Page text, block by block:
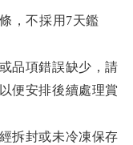
，不採用7天鑑
品項錯誤缺少，請
便安排後續處理賞
拆封或未冷凍保存